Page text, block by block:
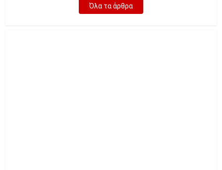
Όλα τα άρθρα